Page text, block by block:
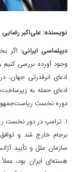
نویسنده: علی‌اکبر رضایی
دیپلماسی ایرانی: اگر
وجود آورده بررسی کنیم
ادعای ابرقدرتی جهان،
ادعای حمله به
دوره نخست
برجام خارج شد و
سازمان ملل و تأیید
هسته‌ای ایران بود،